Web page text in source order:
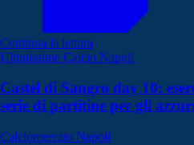
Continua la lettura
Ultimissime Calcio Napoli
Castel di Sangro day 10:
serie di partitine per gli
Calciomercato Napoli